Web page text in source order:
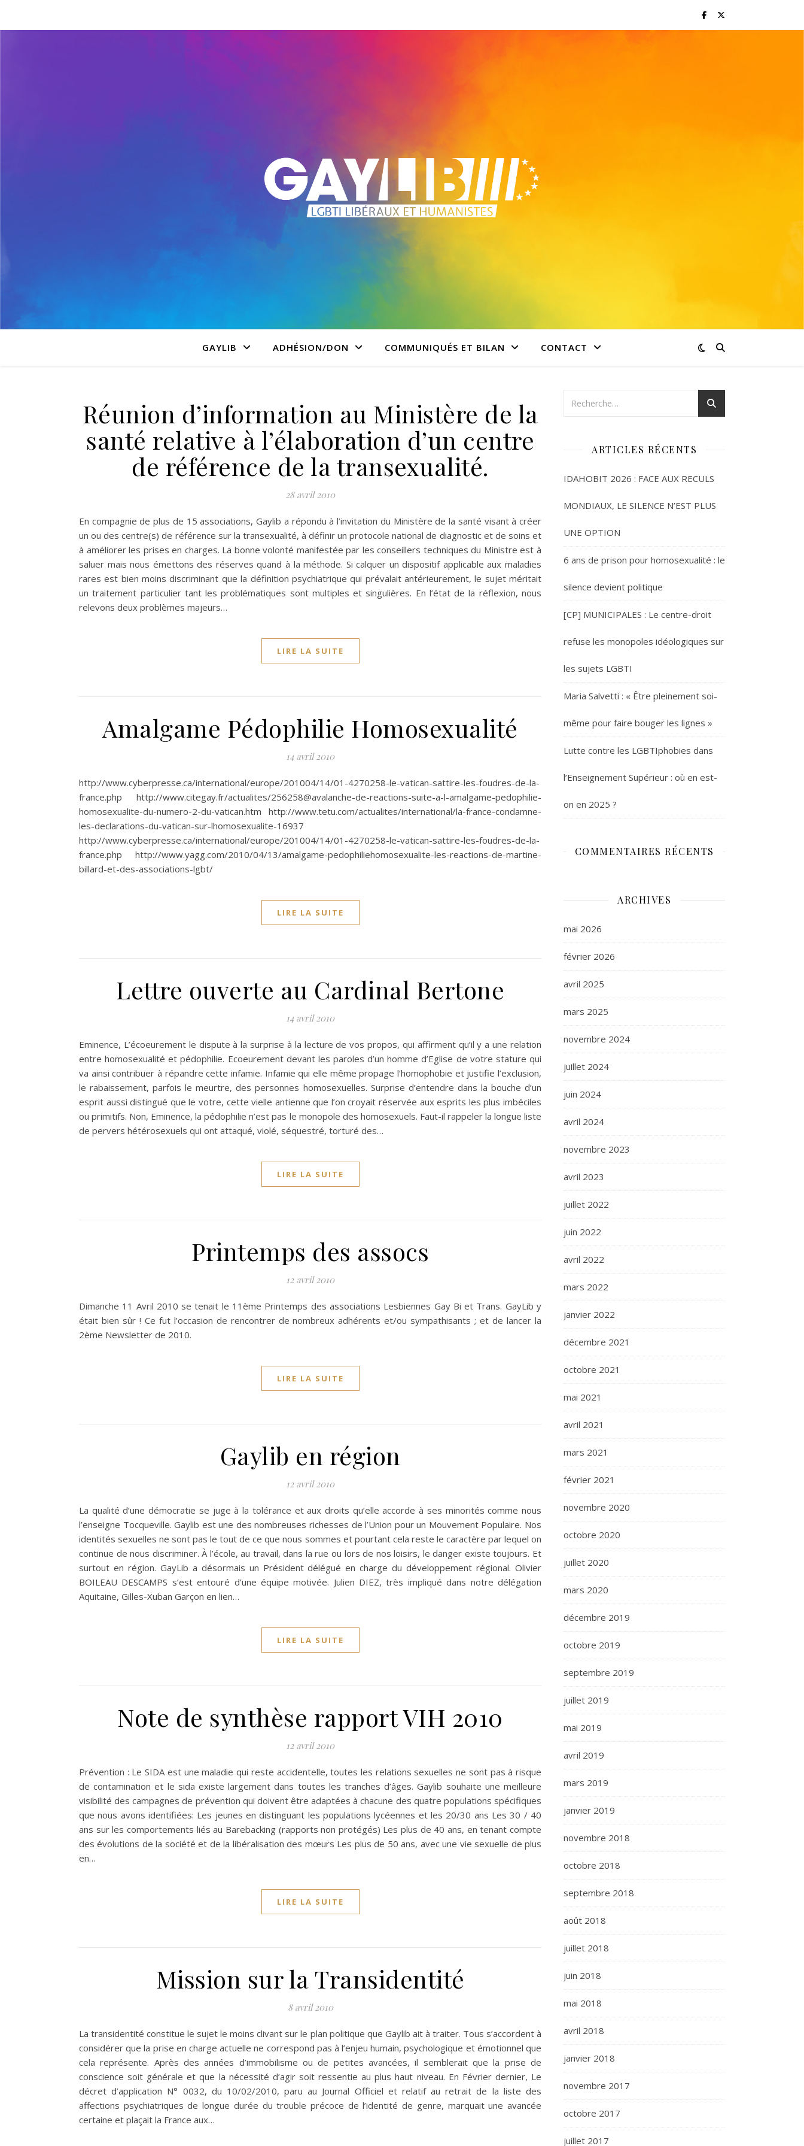
GAYLIB ADHÉSION/DON COMMUNIQUÉS ET BILAN CONTACT
Réunion d’information au Ministère de la
santé relative à l’élaboration d’un centre
de référence de la transexualité.
28 avril 2010
En compagnie de plus de 15 associations, Gaylib a répondu à l’invitation du Ministère de la santé visant à créer
un ou des centre(s) de référence sur la transexualité, à définir un protocole national de diagnostic et de soins et
à améliorer les prises en charges. La bonne volonté manifestée par les conseillers techniques du Ministre est à
saluer mais nous émettons des réserves quand à la méthode. Si calquer un dispositif applicable aux maladies
rares est bien moins discriminant que la définition psychiatrique qui prévalait antérieurement, le sujet méritait
un traitement particulier tant les problématiques sont multiples et singulières. En l’état de la réflexion, nous
relevons deux problèmes majeurs…
LIRE LA SUITE
Amalgame Pédophilie Homosexualité
14 avril 2010
http://www.cyberpresse.ca/international/europe/201004/14/01-4270258-le-vatican-sattire-les-foudres-de-la-
france.php http://www.citegay.fr/actualites/256258@avalanche-de-reactions-suite-a-l-amalgame-pedophilie-
homosexualite-du-numero-2-du-vatican.htm http://www.tetu.com/actualites/international/la-france-condamne-
les-declarations-du-vatican-sur-lhomosexualite-16937
http://www.cyberpresse.ca/international/europe/201004/14/01-4270258-le-vatican-sattire-les-foudres-de-la-
france.php http://www.yagg.com/2010/04/13/amalgame-pedophiliehomosexualite-les-reactions-de-martine-
billard-et-des-associations-lgbt/
LIRE LA SUITE
Lettre ouverte au Cardinal Bertone
14 avril 2010
Eminence, L’écoeurement le dispute à la surprise à la lecture de vos propos, qui affirment qu’il y a une relation
entre homosexualité et pédophilie. Ecoeurement devant les paroles d’un homme d’Eglise de votre stature qui
va ainsi contribuer à répandre cette infamie. Infamie qui elle même propage l’homophobie et justifie l’exclusion,
le rabaissement, parfois le meurtre, des personnes homosexuelles. Surprise d’entendre dans la bouche d’un
esprit aussi distingué que le votre, cette vielle antienne que l’on croyait réservée aux esprits les plus imbéciles
ou primitifs. Non, Eminence, la pédophilie n’est pas le monopole des homosexuels. Faut-il rappeler la longue liste
de pervers hétérosexuels qui ont attaqué, violé, séquestré, torturé des…
LIRE LA SUITE
Printemps des assocs
12 avril 2010
Dimanche 11 Avril 2010 se tenait le 11ème Printemps des associations Lesbiennes Gay Bi et Trans. GayLib y
était bien sûr ! Ce fut l’occasion de rencontrer de nombreux adhérents et/ou sympathisants ; et de lancer la
2ème Newsletter de 2010.
LIRE LA SUITE
Gaylib en région
12 avril 2010
La qualité d’une démocratie se juge à la tolérance et aux droits qu’elle accorde à ses minorités comme nous
l’enseigne Tocqueville. Gaylib est une des nombreuses richesses de l’Union pour un Mouvement Populaire. Nos
identités sexuelles ne sont pas le tout de ce que nous sommes et pourtant cela reste le caractère par lequel on
continue de nous discriminer. À l’école, au travail, dans la rue ou lors de nos loisirs, le danger existe toujours. Et
surtout en région. GayLib a désormais un Président délégué en charge du développement régional. Olivier
BOILEAU DESCAMPS s’est entouré d’une équipe motivée. Julien DIEZ, très impliqué dans notre délégation
Aquitaine, Gilles-Xuban Garçon en lien…
LIRE LA SUITE
Note de synthèse rapport VIH 2010
12 avril 2010
Prévention : Le SIDA est une maladie qui reste accidentelle, toutes les relations sexuelles ne sont pas à risque
de contamination et le sida existe largement dans toutes les tranches d’âges. Gaylib souhaite une meilleure
visibilité des campagnes de prévention qui doivent être adaptées à chacune des quatre populations spécifiques
que nous avons identifiées: Les jeunes en distinguant les populations lycéennes et les 20/30 ans Les 30 / 40
ans sur les comportements liés au Barebacking (rapports non protégés) Les plus de 40 ans, en tenant compte
des évolutions de la société et de la libéralisation des mœurs Les plus de 50 ans, avec une vie sexuelle de plus
en…
LIRE LA SUITE
Mission sur la Transidentité
8 avril 2010
La transidentité constitue le sujet le moins clivant sur le plan politique que Gaylib ait à traiter. Tous s’accordent à
considérer que la prise en charge actuelle ne correspond pas à l’enjeu humain, psychologique et émotionnel que
cela représente. Après des années d’immobilisme ou de petites avancées, il semblerait que la prise de
conscience soit générale et que la nécessité d’agir soit ressentie au plus haut niveau. En Février dernier, Le
décret d’application N° 0032, du 10/02/2010, paru au Journal Officiel et relatif au retrait de la liste des
affections psychiatriques de longue durée du trouble précoce de l’identité de genre, marquait une avancée
certaine et plaçait la France aux…
ARTICLES RÉCENTS
IDAHOBIT 2026 : FACE AUX RECULS
MONDIAUX, LE SILENCE N’EST PLUS
UNE OPTION
6 ans de prison pour homosexualité : le
silence devient politique
[CP] MUNICIPALES : Le centre-droit
refuse les monopoles idéologiques sur
les sujets LGBTI
Maria Salvetti : « Être pleinement soi-
même pour faire bouger les lignes »
Lutte contre les LGBTIphobies dans
l’Enseignement Supérieur : où en est-
on en 2025 ?
COMMENTAIRES RÉCENTS
ARCHIVES
mai 2026
février 2026
avril 2025
mars 2025
novembre 2024
juillet 2024
juin 2024
avril 2024
novembre 2023
avril 2023
juillet 2022
juin 2022
avril 2022
mars 2022
janvier 2022
décembre 2021
octobre 2021
mai 2021
avril 2021
mars 2021
février 2021
novembre 2020
octobre 2020
juillet 2020
mars 2020
décembre 2019
octobre 2019
septembre 2019
juillet 2019
mai 2019
avril 2019
mars 2019
janvier 2019
novembre 2018
octobre 2018
septembre 2018
août 2018
juillet 2018
juin 2018
mai 2018
avril 2018
janvier 2018
novembre 2017
octobre 2017
juillet 2017